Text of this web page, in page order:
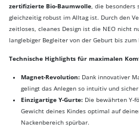
zertifizierte Bio-Baumwolle , die
gleichzeitig robust im Alltag ist. Durch den
zeitloses, cleanes Design ist die NEO nicht
langlebiger Begleiter von der Geburt bis zum
Technische Highlights für maximalen
Magnet-Revolution: Dank innovativer
gelingt das Anlegen so intuitiv und
Einzigartige Y-Gurte: Die bewährten Y-
Gewicht deines Kindes optimal auf
Nackenbereich spürbar.